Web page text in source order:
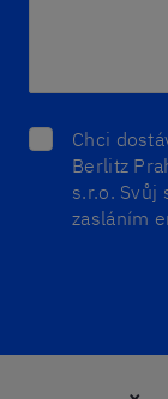
Chci
Berlitz
s.r.o. Svůj
zasláním